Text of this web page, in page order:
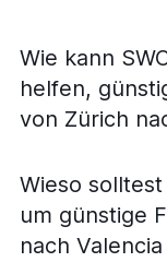
Wie kann
helfen,
von Zürich
Wieso solltest
um günstige
nach